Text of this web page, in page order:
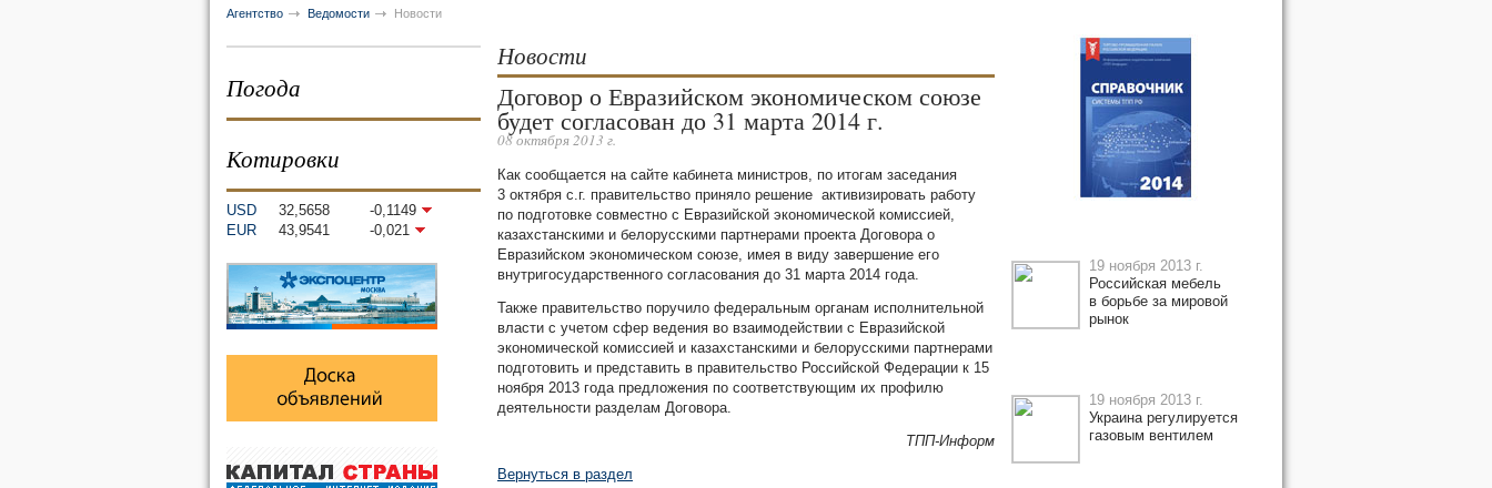
Агентство Ведомости Новости
Погода
Котировки
USD 32,5658
-0,1149
EUR
43,9541 -0,021
Новости
Договор о Евразийском экономическом союзе
будет согласован до 31 марта 2014 г.
08 октября 2013 г.
Как сообщается на сайте кабинета министров, по итогам заседания
3 октября с.г. правительство приняло решение активизировать работу
по подготовке совместно с Евразийской экономической комиссией,
казахстанскими и белорусскими партнерами проекта Договора о
Евразийском экономическом союзе, имея в виду завершение его
внутригосударственного согласования до 31 марта 2014 года.
Также правительство поручило федеральным органам исполнительной
власти с учетом сфер ведения во взаимодействии с Евразийской
экономической комиссией и казахстанскими и белорусскими партнерами
подготовить и представить в правительство Российской Федерации к 15
ноября 2013 года предложения по соответствующим их профилю
деятельности разделам Договора.
ТПП-Информ
Вернуться в раздел
19 ноября 2013 г.
Российская мебель
в борьбе за мировой
рынок
19 ноября 2013 г.
Украина регулируется
газовым вентилем